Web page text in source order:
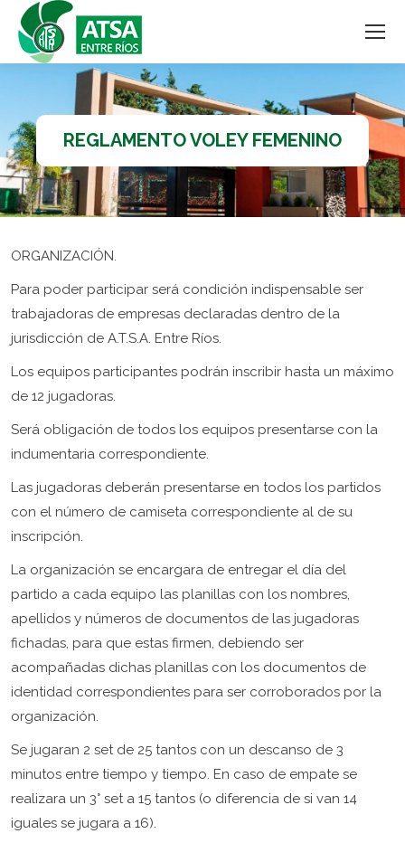
REGLAMENTO VOLEY FEMENINO
ORGANIZACIÓN.
Para poder participar será condición indispensable ser
trabajadoras de empresas declaradas dentro de la
jurisdicción de A.T.S.A. Entre Ríos.
Los equipos participantes podrán inscribir hasta un máximo
de 12 jugadoras.
Será obligación de todos los equipos presentarse con la
indumentaria correspondiente.
Las jugadoras deberán presentarse en todos los partidos
con el número de camiseta correspondiente al de su
inscripción.
La organización se encargara de entregar el día del
partido a cada equipo las planillas con los nombres,
apellidos y números de documentos de las jugadoras
fichadas, para que estas firmen, debiendo ser
acompañadas dichas planillas con los documentos de
identidad correspondientes para ser corroborados por la
organización.
Se jugaran 2 set de 25 tantos con un descanso de 3
minutos entre tiempo y tiempo. En caso de empate se
realizara un 3° set a 15 tantos (o diferencia de si van 14
iguales se jugara a 16).